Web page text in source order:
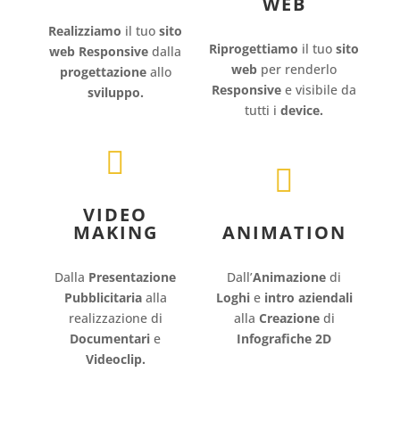
Realizziamo il tuosito
web Responsive dalla
progettazioneallo
sviluppo.

VIDEO
MAKING
Dalla Presentazione
Pubblicitariaalla
realizzazione di
Documentari e
Videoclip.
Riprogettiamo il tuosito
web per renderlo
Responsive e visibile da
tutti idevice.

ANIMATION
Dall’Animazione di
Loghie intro aziendali
alla Creazionedi
Infografiche 2D